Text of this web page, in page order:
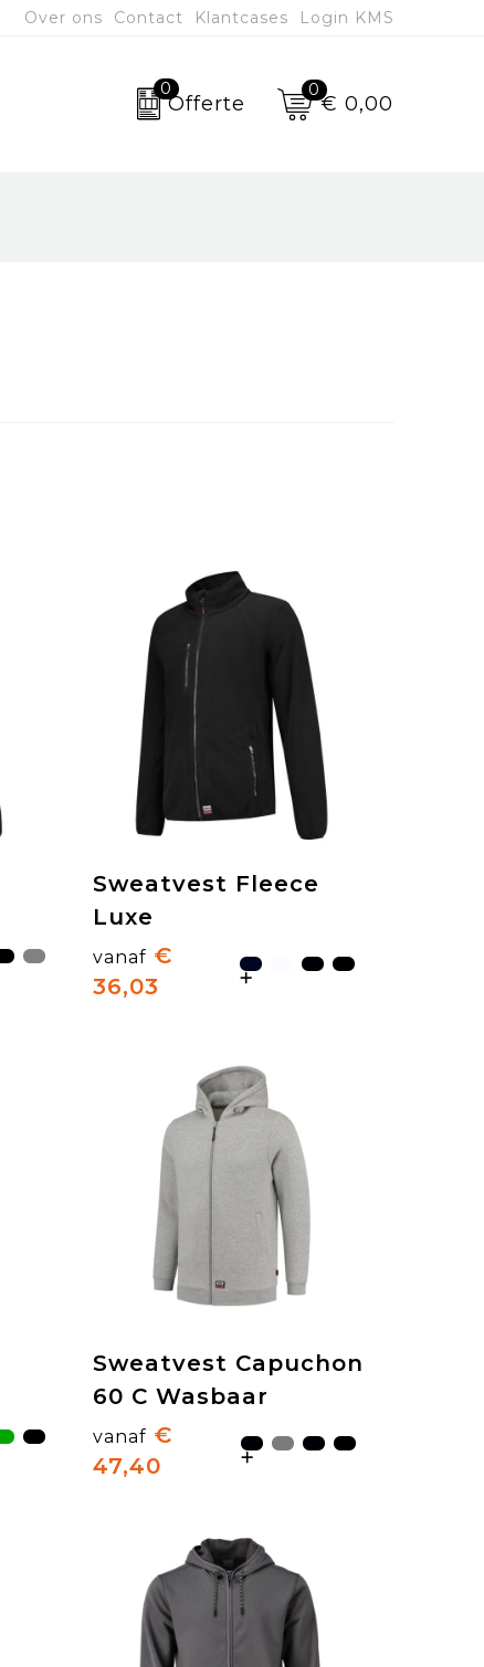
Over ons Contact Klantcases Login KMS
0
Offerte
0
€ 0,00
Sweatvest Fleece
Luxe
vanaf €
36,03
Sweatvest Capuchon
60 C Wasbaar
vanaf €
47,40